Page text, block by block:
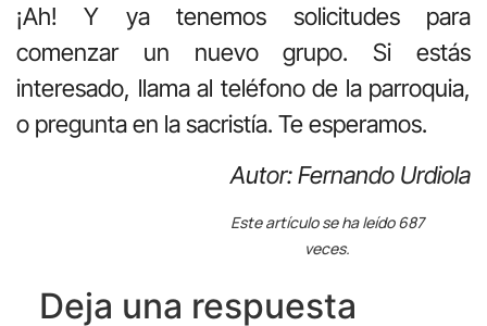
¡Ah! Y ya tenemos solicitudes para
comenzar un nuevo grupo. Si estás
interesado, llama al teléfono de la parroquia,
o pregunta en la sacristía. Te esperamos.
Autor: Fernando Urdiola
Este artículo se ha leído 687
veces.
Deja una respuesta